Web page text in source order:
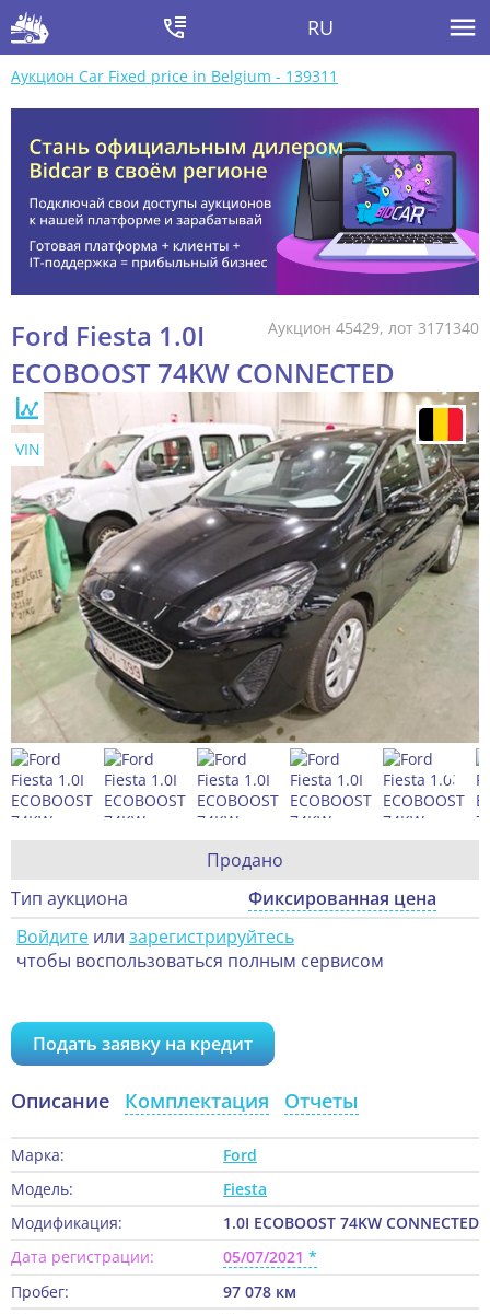
RU
Аукцион Car Fixed price in Belgium - 139311
Аукцион 45429, лот 3171340
Ford Fiesta 1.0I
ECOBOOST 74KW CONNECTED
VIN
Продано
Тип аукциона
Фиксированная цена
Войдите или зарегистрируйтесь
чтобы воспользоваться полным сервисом
Подать заявку на кредит
Описание Комплектация Отчеты
Марка:
Ford
Модель:
Fiesta
Модификация:
1.0I ECOBOOST 74KW CONNECTED
Дата регистрации:
05/07/2021
Пробег:
97 078 км